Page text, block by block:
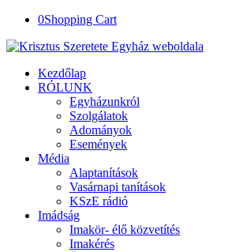
0Shopping Cart
Kezdőlap
RÓLUNK
Egyházunkról
Szolgálatok
Adományok
Események
Média
Alaptanítások
Vasárnapi tanítások
KSzE rádió
Imádság
Imakör- élő közvetítés
Imakérés